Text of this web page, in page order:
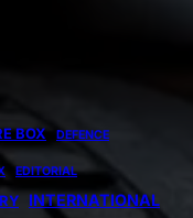
BOX DEFENCE
EDITORIAL
INTERNATIONAL